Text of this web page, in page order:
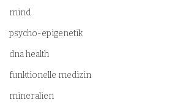
mind
psycho-epigenetik
dna health
funktionelle medizin
mineralien